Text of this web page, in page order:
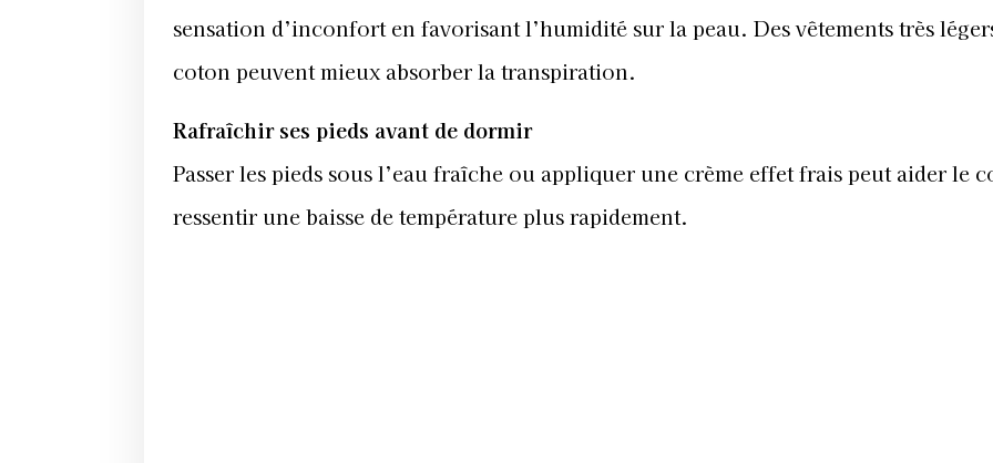
sensation d’inconfort en favorisant l’humidité sur la peau. Des vêtements très
coton peuvent mieux absorber la transpiration.
Rafraîchir ses pieds avant de dormir
Passer les pieds sous l’eau fraîche ou appliquer une crème effet frais peut aider le
ressentir une baisse de température plus rapidement.